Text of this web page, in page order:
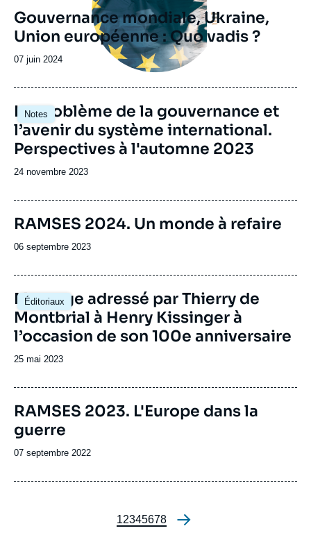
Gouvernance mondiale, Ukraine,
Union européenne : Quo vadis ?
Date
publication
07 juin 2024
Notes
Image
principale
Le problème de la gouvernance et
l’avenir du système international.
Perspectives à l'automne 2023
Date
publication
24 novembre 2023
Image
de
couverture
de
publication
RAMSES 2024. Un monde à refaire
Date
publication
06 septembre 2023
Éditoriaux
Image
principale
Message adressé par Thierry de
Montbrial à Henry Kissinger à
l’occasion de son 100e anniversaire
Date
publication
25 mai 2023
Image
de
couverture
de
la
RAMSES 2023. L'Europe dans la
guerre
Date
publication
07 septembre 2022
Pagination
Page
1Page
2Page
3Page
4Page
5Page
6Page
7Page
8